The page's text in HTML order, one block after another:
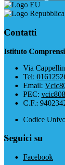
Contatti
Istituto
Via
Tel:
Email:
PEC:
C.F.:
Codice
Seguici su
Facebook